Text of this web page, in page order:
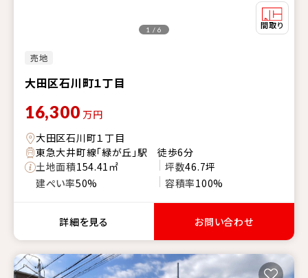
売地
大田区石川町１丁目
1 / 6
16,300 万円
大田区石川町１丁目
東急大井町線「緑が丘」駅 徒歩6分
土地面積154.41㎡ 坪数46.7坪
建ぺい率50% 容積率100%
詳細を見る お問い合わせ